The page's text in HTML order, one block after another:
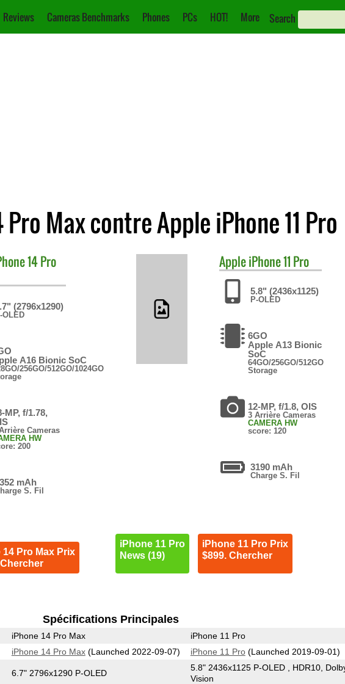
Reviews Cameras Benchmarks Phones PCs HOT! More Search
Max contre Apple iPhone 11 Pro
14 Pro
(2796x1290)
OLED
A16 Bionic SoC
256GO/512GO/1024GO
MP, f/1.78,
Cameras
HW
200
mAh
S. Fil
14 Pro Max Prix
AppleiPhone 11 Pro
5.8" (2436x1125)
P-OLED
6GO
Apple A13 Bionic
SoC
64GO/256GO/512GO
Storage
12-MP, f/1.8, OIS
3 Arrière Cameras
CAMERA HW
score: 120
3190 mAh
Charge S. Fil
iPhone 11 Pro
News (19)
iPhone 11 Pro Prix
$899. Chercher
Spécifications Principales
iPhone 14 Pro Max iPhone 11 Pro
iPhone 14 Pro Max(Launched 2022-09-07) iPhone 11 Pro(Launched 2019-09-01)
6.7" 2796x1290 P-OLED
5.8" 2436x1125 P-OLED , HDR10,
Vision